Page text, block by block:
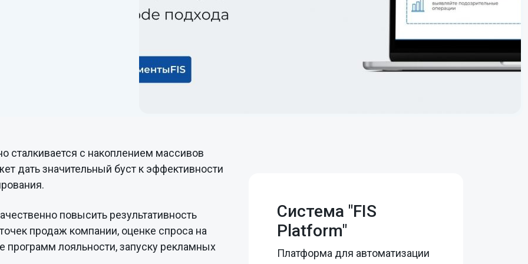
FIS (Финансовые
информационные системы)
сталкивается с накоплением массивов
дать значительный буст к эффективности
повысить результативность
продаж компании, оценке спроса на
программ лояльности, запуску рекламных
Система "FIS
Platform"
Платформа для автоматизации